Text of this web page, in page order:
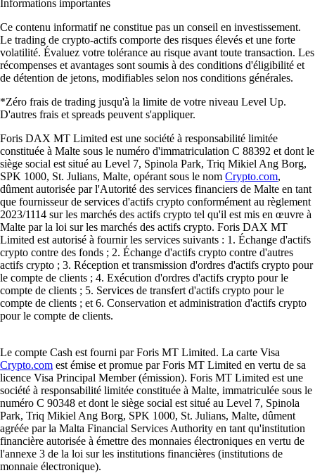
Informations importantes
Ce contenu informatif ne constitue pas un conseil en investissement.
Le trading de crypto-actifs comporte des risques élevés et une forte
volatilité. Évaluez votre tolérance au risque avant toute transaction. Les
récompenses et avantages sont soumis à des conditions d'éligibilité et
de détention de jetons, modifiables selon nos conditions générales.
*Zéro frais de trading jusqu'à la limite de votre niveau Level Up.
D'autres frais et spreads peuvent s'appliquer.
Foris DAX MT Limited est une société à responsabilité limitée
constituée à Malte sous le numéro d'immatriculation C 88392 et dont le
siège social est situé au Level 7, Spinola Park, Triq Mikiel Ang Borg,
SPK 1000, St. Julians, Malte, opérant sous le nom Crypto.com,
dûment autorisée par l'Autorité des services financiers de Malte en tant
que fournisseur de services d'actifs crypto conformément au règlement
2023/1114 sur les marchés des actifs crypto tel qu'il est mis en œuvre à
Malte par la loi sur les marchés des actifs crypto. Foris DAX MT
Limited est autorisé à fournir les services suivants : 1. Échange d'actifs
crypto contre des fonds ; 2. Échange d'actifs crypto contre d'autres
actifs crypto ; 3. Réception et transmission d'ordres d'actifs crypto pour
le compte de clients ; 4. Exécution d'ordres d'actifs crypto pour le
compte de clients ; 5. Services de transfert d'actifs crypto pour le
compte de clients ; et 6. Conservation et administration d'actifs crypto
pour le compte de clients.
Le compte Cash est fourni par Foris MT Limited. La carte Visa
Crypto.com est émise et promue par Foris MT Limited en vertu de sa
licence Visa Principal Member (émission). Foris MT Limited est une
société à responsabilité limitée constituée à Malte, immatriculée sous le
numéro C 90348 et dont le siège social est situé au Level 7, Spinola
Park, Triq Mikiel Ang Borg, SPK 1000, St. Julians, Malte, dûment
agréée par la Malta Financial Services Authority en tant qu'institution
financière autorisée à émettre des monnaies électroniques en vertu de
l'annexe 3 de la loi sur les institutions financières (institutions de
monnaie électronique).